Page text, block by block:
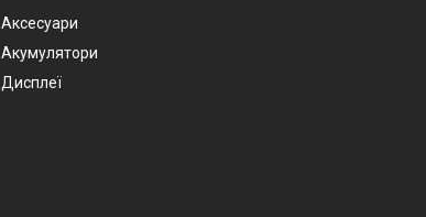
Аксесуари
Акумулятори
Дисплеї